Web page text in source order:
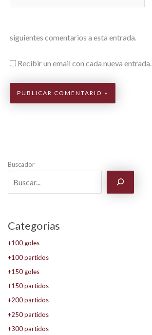
siguientes comentarios a esta entrada.
Recibir un email con cada nueva entrada.
Buscador
Categorias
+100 goles
+100 partidos
+150 goles
+150 partidos
+200 partidos
+250 partidos
+300 partidos